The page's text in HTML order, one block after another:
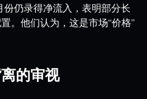
份仍录得净流入，表明部分长
。他们认为，这是市场“价格”
的审视